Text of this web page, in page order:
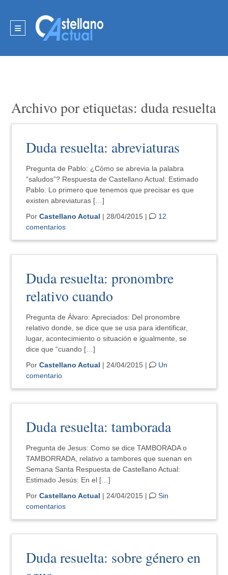
Archivo por etiquetas: duda resuelta
Duda resuelta: abreviaturas
Pregunta de Pablo: ¿Cómo se abrevia la palabra
“saludos”? Respuesta de Castellano Actual: Estimado
Pablo: Lo primero que tenemos que precisar es que
existen abreviaturas […]
PorCastellano Actual | 28/04/2015 |
12
comentarios
Duda resuelta: pronombre
relativo cuando
Pregunta de Álvaro: Apreciados: Del pronombre
relativo donde, se dice que se usa para identificar,
lugar, acontecimiento o situación e igualmente, se
dice que “cuando […]
PorCastellano Actual | 24/04/2015 |
Un
comentario
Duda resuelta: tamborada
Pregunta de Jesus: Como se dice TAMBORADA o
TAMBORRADA, relativo a tambores que suenan en
Semana Santa Respuesta de Castellano Actual:
Estimado Jesús: En el […]
PorCastellano Actual | 24/04/2015 |
Sin
comentarios
Duda resuelta: sobre género en